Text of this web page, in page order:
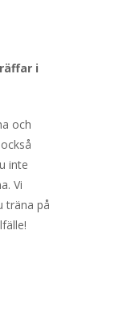
i
och
inte
Vi
träna på